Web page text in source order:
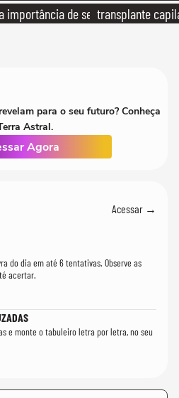
de ser transplante
para o seu futuro? Conheça
Astral.
Agora
Acessar →
do dia em até 6 tentativas. Observe as
acertar.
e monte o tabuleiro letra por letra, no seu